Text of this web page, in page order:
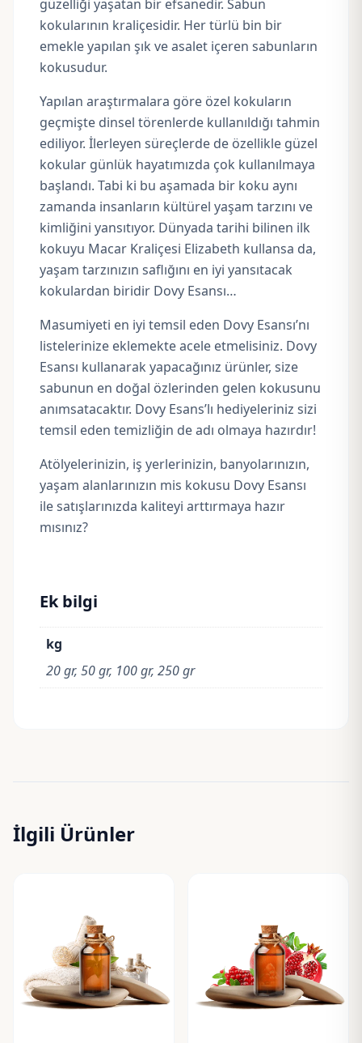
güzelliği yaşatan bir efsanedir. Sabun
kokularının kraliçesidir. Her türlü bin bir
emekle yapılan şık ve asalet içeren sabunların
kokusudur.
Yapılan araştırmalara göre özel kokuların
geçmişte dinsel törenlerde kullanıldığı tahmin
ediliyor. İlerleyen süreçlerde de özellikle güzel
kokular günlük hayatımızda çok kullanılmaya
başlandı. Tabi ki bu aşamada bir koku aynı
zamanda insanların kültürel yaşam tarzını ve
kimliğini yansıtıyor. Dünyada tarihi bilinen ilk
kokuyu Macar Kraliçesi Elizabeth kullansa da,
yaşam tarzınızın saflığını en iyi yansıtacak
kokulardan biridir Dovy Esansı…
Masumiyeti en iyi temsil eden Dovy Esansı’nı
listelerinize eklemekte acele etmelisiniz. Dovy
Esansı kullanarak yapacağınız ürünler, size
sabunun en doğal özlerinden gelen kokusunu
anımsatacaktır. Dovy Esans’lı hediyeleriniz sizi
temsil eden temizliğin de adı olmaya hazırdır!
Atölyelerinizin, iş yerlerinizin, banyolarınızın,
yaşam alanlarınızın mis kokusu Dovy Esansı
ile satışlarınızda kaliteyi arttırmaya hazır
mısınız?
Ek bilgi
kg
20 gr, 50 gr, 100 gr, 250 gr
İlgili Ürünler